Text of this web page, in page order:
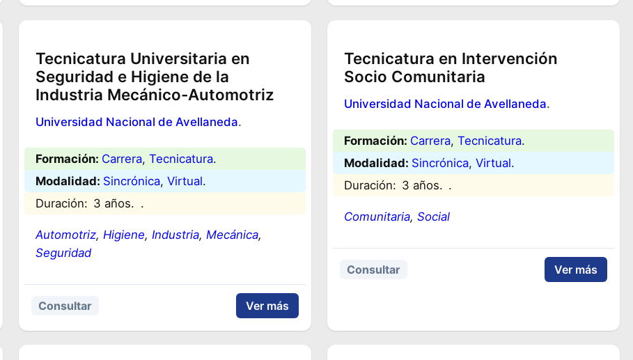
Tecnicatura Universitaria en
Seguridad e Higiene de la
Industria Mecánico-Automotriz
Universidad Nacional de Avellaneda.
Formación: Carrera, Tecnicatura.
Modalidad: Sincrónica, Virtual.
Duración: 3 años. .
Automotriz, Higiene, Industria, Mecánica
Seguridad
Consultar Ver más
Tecnicatura en Intervención
Socio Comunitaria
Universidad Nacional de Avellaneda.
Formación: Carrera, Tecnicatura.
Modalidad: Sincrónica, Virtual.
Duración: 3 años. .
Comunitaria, Social
Consultar Ver más